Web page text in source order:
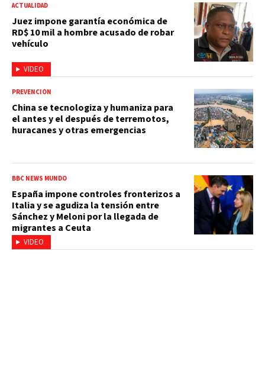
VIDEO
ACTUALIDAD
Juez impone garantía económica de
RD$ 10 mil a hombre acusado de robar
vehículo
PREVENCIÓN
China se tecnologiza y humaniza para
el antes y el después de terremotos,
huracanes y otras emergencias
VIDEO
BBC NEWS MUNDO
España impone controles fronterizos a
Italia y se agudiza la tensión entre
Sánchez y Meloni por la llegada de
migrantes a Ceuta